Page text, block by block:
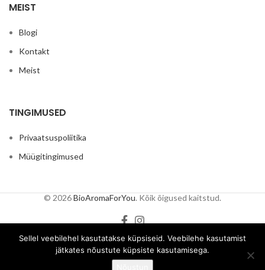
parfüümide loomiseks on
külmpressitud 50 ml
Fraktsioneeritud kookosõli
MEIST
Blogi
Kontakt
Meist
TINGIMUSED
Privaatsuspoliitika
Müügitingimused
© 2026BioAromaForYou. Kõik õigused kaitstud.
Tilguti/
pipett ,
Sellel veebilehel kasutatakse küpsiseid. Veebilehe kasutamist
jätkates nõustute küpsiste kasutamisega.